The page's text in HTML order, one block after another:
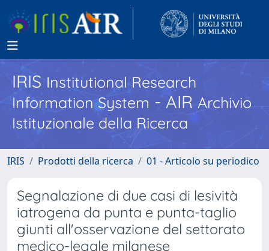
IRISInstitutional Research
Information System - AIR Archivio
Istituzionale della Ricerca
IRIS Prodotti della ricerca 01 - Articolo su periodico
Segnalazione di due casi di lesività
iatrogena da punta e punta-taglio
giunti all'osservazione del settorato
medico-legale milanese